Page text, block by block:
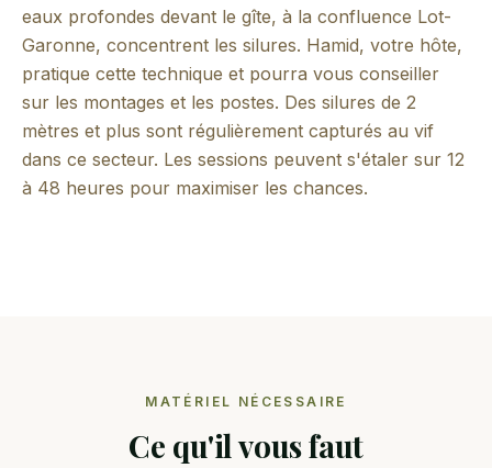
eaux profondes devant le gîte, à la confluence Lot-
Garonne, concentrent les silures. Hamid, votre hôte,
pratique cette technique et pourra vous conseiller
sur les montages et les postes. Des silures de 2
mètres et plus sont régulièrement capturés au vif
dans ce secteur. Les sessions peuvent s'étaler sur 12
à 48 heures pour maximiser les chances.
MATÉRIEL NÉCESSAIRE
Ce qu'il vous faut